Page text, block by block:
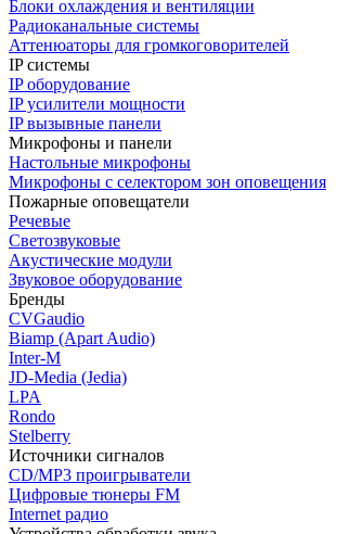
Блоки охлаждения и вентиляции
Радиоканальные системы
Аттенюаторы для громкоговорителей
IP системы
IP оборудование
IP усилители мощности
IP вызывные панели
Микрофоны и панели
Настольные микрофоны
Микрофоны с селектором зон оповещения
Пожарные оповещатели
Речевые
Светозвуковые
Акустические модули
Звуковое оборудование
Бренды
CVGaudio
Biamp (Apart Audio)
Inter-M
JD-Media (Jedia)
LPA
Rondo
Stelberry
Источники сигналов
CD/MP3 проигрыватели
Цифровые тюнеры FM
Internet радио